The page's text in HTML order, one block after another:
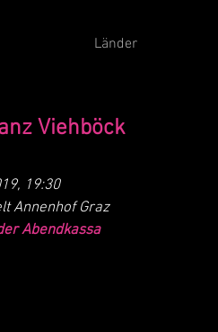
Länder
Viehböck
19:30
Annenhof Graz
Abendkassa